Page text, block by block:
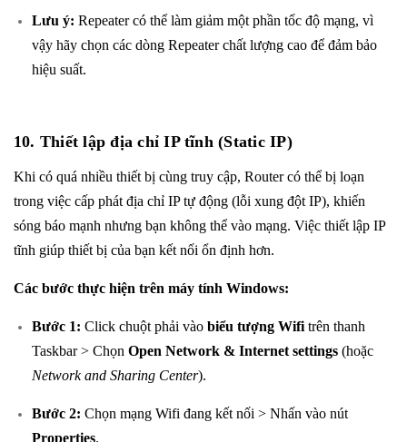
Lưu ý: Repeater có thể làm giảm một phần tốc độ mạng, vì
vậy hãy chọn các dòng Repeater chất lượng cao để đảm bảo
hiệu suất.
10. Thiết lập địa chỉ IP tĩnh (Static IP)
Khi có quá nhiều thiết bị cùng truy cập, Router có thể bị loạn
trong việc cấp phát địa chỉ IP tự động (lỗi xung đột IP), khiến
sóng báo mạnh nhưng bạn không thể vào mạng. Việc thiết lập IP
tĩnh giúp thiết bị của bạn kết nối ổn định hơn.
Các bước thực hiện trên máy tính Windows:
Bước 1: Click chuột phải vào biểu tượng Wifi trên thanh
Taskbar > Chọn Open Network & Internet settings (hoặc
Network and Sharing Center).
Bước 2: Chọn mạng Wifi đang kết nối > Nhấn vào nút
Properties.